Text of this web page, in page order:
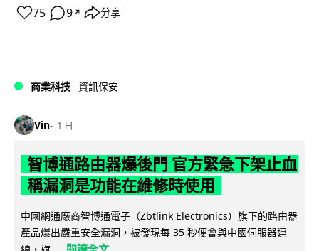
75 9 ↗ 分享
商業科技 資訊保安
Vin 1 日
智博通路由器爆後門 官方緊急下架止血
稱漏洞是功能在維修時使用
中國網通廠商智博通電子（Zbtlink Electronics）旗下的路由器
產品爆出嚴重安全漏洞，被發現每 35 秒便會與中國伺服器連